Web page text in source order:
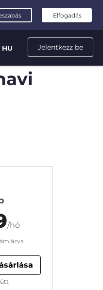
Jelentkezz be
HU
/hó